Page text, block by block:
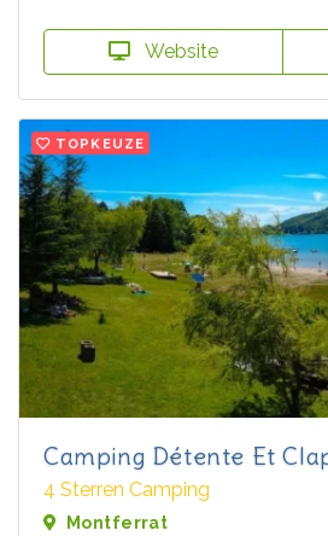
Website
TOPKEUZE
Camping Détente Et
4 Sterren Camping
Montferrat